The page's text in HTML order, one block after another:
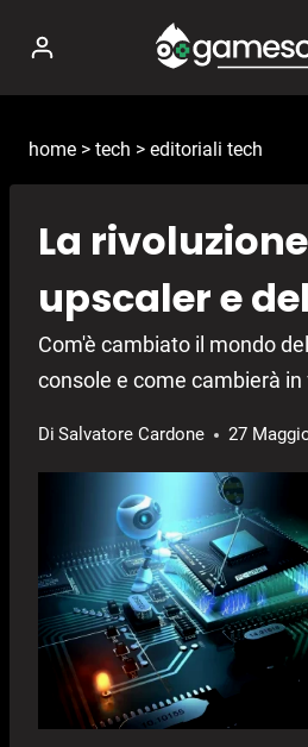
contenuto
home > tech > editoriali tech
La
upscaler e
Com'è cambiato il mondo
console e come cambierà
Di Salvatore Cardone 27